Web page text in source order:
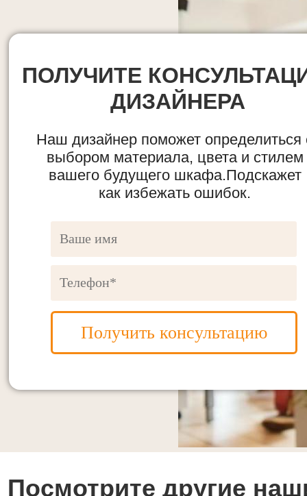
Получить консультацию
Наш дизайнер поможет определиться
выбором материала, цвета и стилем
вашего будущего шкафа.Подскажет
как избежать ошибок.
ПОЛУЧИТЕ
ДИЗАЙНЕРА
Посмотрите другие